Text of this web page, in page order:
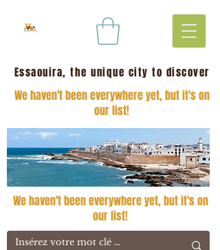
Essaouira, the unique city to discover
We haven't been everywhere yet, but it's on
our list!
We haven't been everywhere yet, but it's on
our list!